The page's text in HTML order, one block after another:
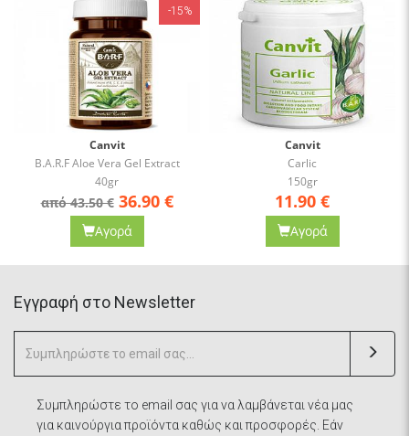
Canvit
B.A.R.F Aloe Vera Gel Extract
40gr
από 43.50 € 36.90 €
Αγορά
-15%
Canvit
Carlic
150gr
11.90 €
Αγορά
Eγγραφή στο Newsletter
Συμπληρώστε το email σας για να λαμβάνεται νέα μας
για καινούργια προϊόντα καθώς και προσφορές. Εάν